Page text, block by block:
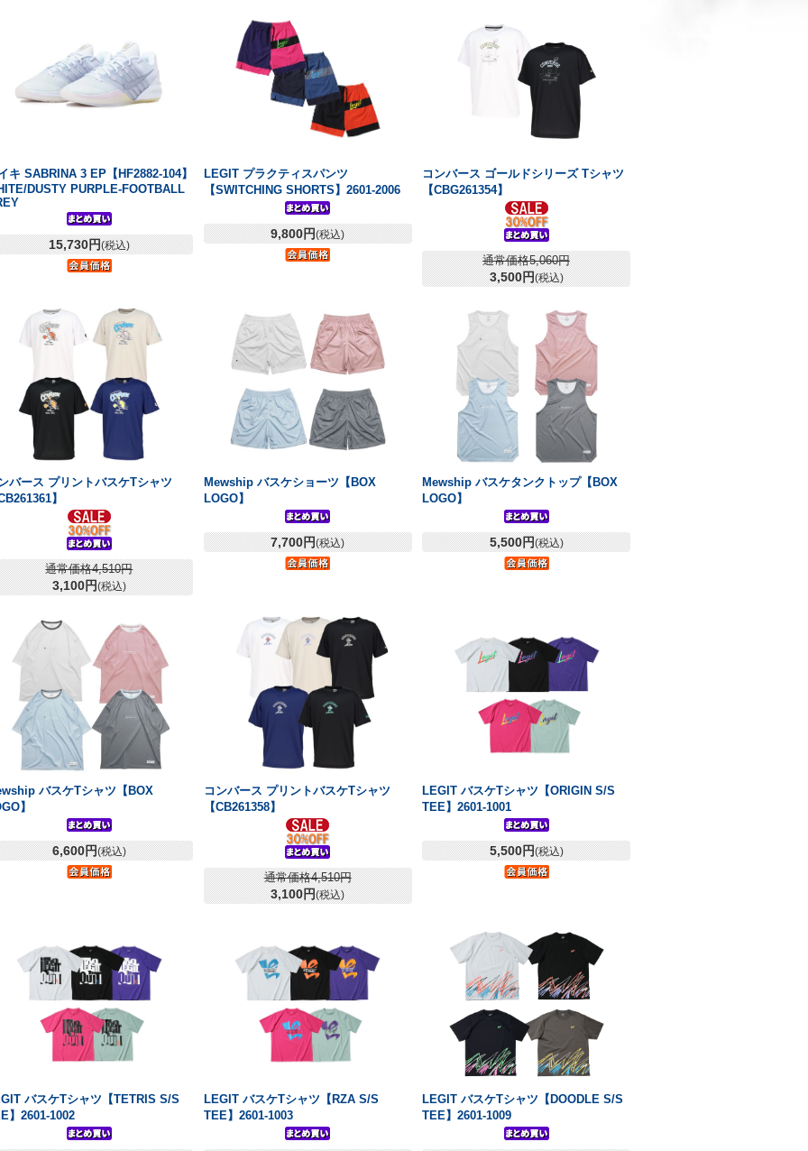
キ SABRINA 3 EP【HF2882-104】
DUSTY PURPLE-FOOTBALL
15,730円(税込)
LEGIT プラクティスパンツ
【SWITCHING SHORTS】2601-2006
9,800円(税込)
コンバース ゴールドシリーズ Tシャツ
【CBG261354】
通常価格5,060円
3,500円(税込)
バース プリントバスケTシャツ
】
通常価格4,510円
3,100円(税込)
Mewship バスケショーツ【BOX
LOGO】
7,700円(税込)
Mewship バスケタンクトップ【BOX
LOGO】
5,500円(税込)
バスケTシャツ【BOX
】
6,600円(税込)
コンバース プリントバスケTシャツ
【CB261358】
通常価格4,510円
3,100円(税込)
LEGIT バスケTシャツ【ORIGIN S/S
TEE】2601-1001
5,500円(税込)
バスケTシャツ【TETRIS S/S
】2601-1002
LEGIT バスケTシャツ【RZA S/S
TEE】2601-1003
LEGIT バスケTシャツ【DOODLE S/S
TEE】2601-1009